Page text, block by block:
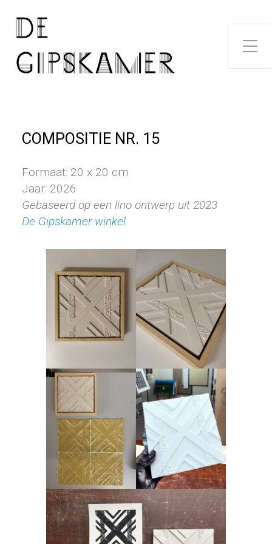
Toggle
COMPOSITIE NR. 15
Formaat: 20 x 20 cm
Jaar: 2026
Gebaseerd op een lino ontwerp uit 2023
De Gipskamer winkel